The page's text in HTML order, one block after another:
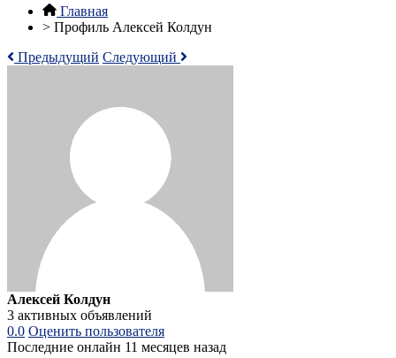
Главная
> Профиль Алексей Колдун
Предыдущий Следующий
Алексей Колдун
3 активных объявлений
0.0 Оценить пользователя
Последние онлайн 11 месяцев назад